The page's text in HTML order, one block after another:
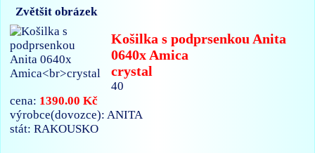
Zvětšit obrázek
Košilka s podprsenkou Anita
0640x Amica
crystal
40
cena: 1390.00 Kč
výrobce(dovozce): ANITA
stát: RAKOUSKO